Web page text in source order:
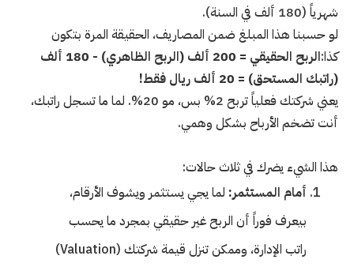
شهرياً (180 ألف في السنة).
لو حسبنا هذا المبلغ ضمن المصاريف، الحقيقة المرة بتكون
كذا:
الربح الحقيقي = 200 ألف (الربح الظاهري) - 180 ألف
(راتبك المستحق) = 20 ألف ريال فقط!
يعني شركتك فعلياً تربح 2% بس، مو 20%. لما ما تسجل راتبك،
أنت تضخم الأرباح بشكل وهمي.
هذا الشيء يضرك في ثلاث حالات:
أمام المستثمر: لما يجي يستثمر ويشوف الأرقام،
بيعرف فوراً أن الربح غير حقيقي بمجرد ما يحسب
راتب الإدارة، وممكن تنزل قيمة شركتك (Valuation)